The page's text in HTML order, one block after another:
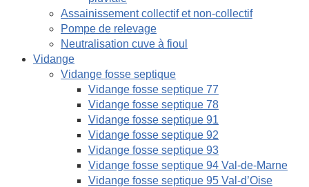
Assainissement collectif et non-collectif
Pompe de relevage
Neutralisation cuve à fioul
Vidange
Vidange fosse septique
Vidange fosse septique 77
Vidange fosse septique 78
Vidange fosse septique 91
Vidange fosse septique 92
Vidange fosse septique 93
Vidange fosse septique 94 Val-de-Marne
Vidange fosse septique 95 Val-d’Oise